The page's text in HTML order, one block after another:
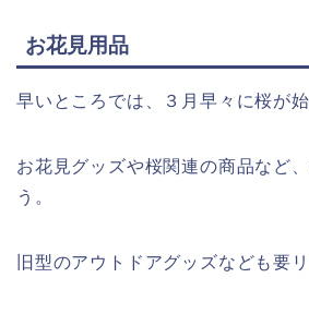
お花見用品
早いところでは、３月早々に桜が始
お花見グッズや桜関連の商品など
う。
旧型のアウトドアグッズなども要